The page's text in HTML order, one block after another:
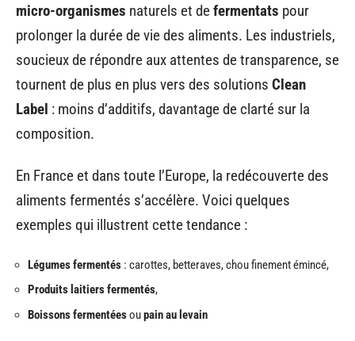
micro-organismes naturels et defermentats pour
prolonger la durée de vie des aliments. Les industriels,
soucieux de répondre aux attentes de transparence, se
tournent de plus en plus vers des solutions Clean
Label : moins d’additifs, davantage de clarté sur la
composition.
En France et dans toute l’Europe, la redécouverte des
aliments fermentés s’accélère. Voici quelques
exemples qui illustrent cette tendance :
Légumes fermentés : carottes, betteraves, chou finement émincé,
Produits laitiers fermentés,
Boissons fermentéesoupain au levain